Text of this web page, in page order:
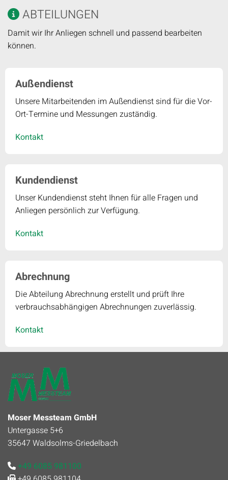
 ABTEILUNGEN
Damit wir Ihr Anliegen schnell und passend bearbeiten
können.
Außendienst
Unsere Mitarbeitenden im Außendienst sind für die Vor-
Ort-Termine und Messungen zuständig.
Kontakt
Kundendienst
Unser Kundendienst steht Ihnen für alle Fragen und
Anliegen persönlich zur Verfügung.
Kontakt
Abrechnung
Die Abteilung Abrechnung erstellt und prüft Ihre
verbrauchsabhängigen Abrechnungen zuverlässig.
Kontakt
Moser Messteam GmbH
Untergasse 5+6
35647 Waldsolms-Griedelbach
 +49 6085 981100
